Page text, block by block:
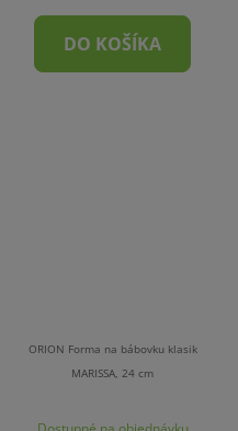
DO KOŠÍKA
ORION Forma na bábovku klasik
MARISSA, 24 cm